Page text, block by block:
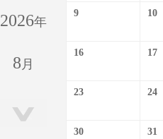
2026年
8 月
9 10
16 17
23 24
30 31